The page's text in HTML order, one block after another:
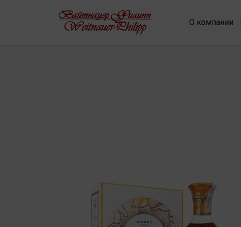
О компании